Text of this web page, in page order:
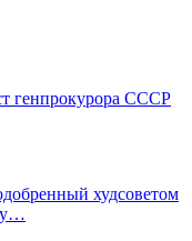
генпрокурора СССР
худсоветом